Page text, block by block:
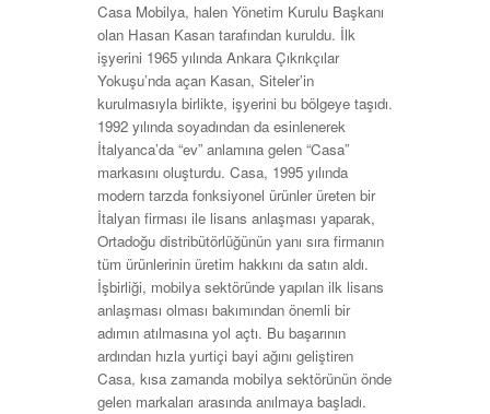
Casa Mobilya, halen Yönetim Kurulu Başkanı
olan Hasan Kasan tarafından kuruldu. İlk
işyerini 1965 yılında Ankara Çıkrıkçılar
Yokuşu’nda açan Kasan, Siteler’in
kurulmasıyla birlikte, işyerini bu bölgeye taşıdı.
1992 yılında soyadından da esinlenerek
İtalyanca’da “ev” anlamına gelen “Casa”
markasını oluşturdu. Casa, 1995 yılında
modern tarzda fonksiyonel ürünler üreten bir
İtalyan firması ile lisans anlaşması yaparak,
Ortadoğu distribütörlüğünün yanı sıra firmanın
tüm ürünlerinin üretim hakkını da satın aldı.
İşbirliği, mobilya sektöründe yapılan ilk lisans
anlaşması olması bakımından önemli bir
adımın atılmasına yol açtı. Bu başarının
ardından hızla yurtiçi bayi ağını geliştiren
Casa, kısa zamanda mobilya sektörünün önde
gelen markaları arasında anılmaya başladı.